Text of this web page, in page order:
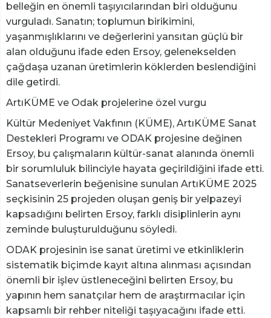
belleğin en önemli taşıyıcılarından biri olduğunu
vurguladı. Sanatın; toplumun birikimini,
yaşanmışlıklarını ve değerlerini yansıtan güçlü bir
alan olduğunu ifade eden Ersoy, gelenekselden
çağdaşa uzanan üretimlerin köklerden beslendiğini
dile getirdi.
ArtıKÜME ve Odak projelerine özel vurgu
Kültür Medeniyet Vakfının (KÜME), ArtıKÜME Sanat
Destekleri Programı ve ODAK projesine değinen
Ersoy, bu çalışmaların kültür-sanat alanında önemli
bir sorumluluk bilinciyle hayata geçirildiğini ifade etti.
Sanatseverlerin beğenisine sunulan ArtıKÜME 2025
seçkisinin 25 projeden oluşan geniş bir yelpazeyi
kapsadığını belirten Ersoy, farklı disiplinlerin aynı
zeminde buluşturulduğunu söyledi.
ODAK projesinin ise sanat üretimi ve etkinliklerin
sistematik biçimde kayıt altına alınması açısından
önemli bir işlev üstleneceğini belirten Ersoy, bu
yapının hem sanatçılar hem de araştırmacılar için
kapsamlı bir rehber niteliği taşıyacağını ifade etti.